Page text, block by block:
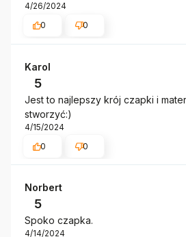
4/26/2024
0
0
Karol
5
Jest to najlepszy krój czapki i
stworzyć:)
4/15/2024
0
0
Norbert
5
Spoko czapka.
4/14/2024